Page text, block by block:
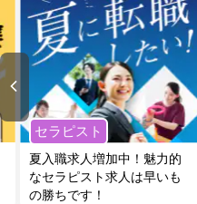
セラピスト
夏入職求人増加中！魅力的
なセラピスト求人は早いも
の勝ちです！